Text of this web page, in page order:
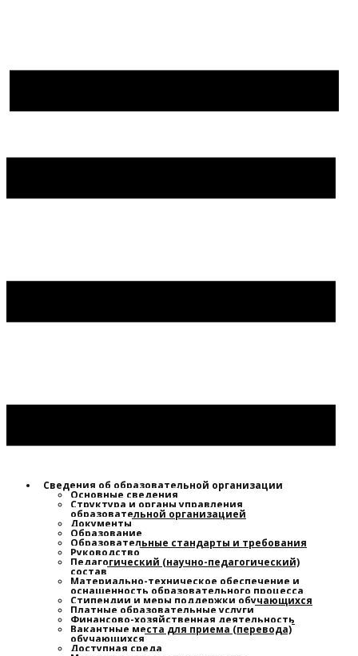
Сведения об образовательной организации
Основные сведения
Структура и органы управления
образовательной организацией
Документы
Образование
Образовательные стандарты и требования
Руководство
Педагогический (научно-педагогический)
состав
Материально-техническое обеспечение и
оснащенность образовательного процесса
Стипендии и меры поддержки обучающихся
Платные образовательные услуги
Финансово-хозяйственная деятельность
Вакантные места для приема (перевода)
обучающихся
Доступная среда